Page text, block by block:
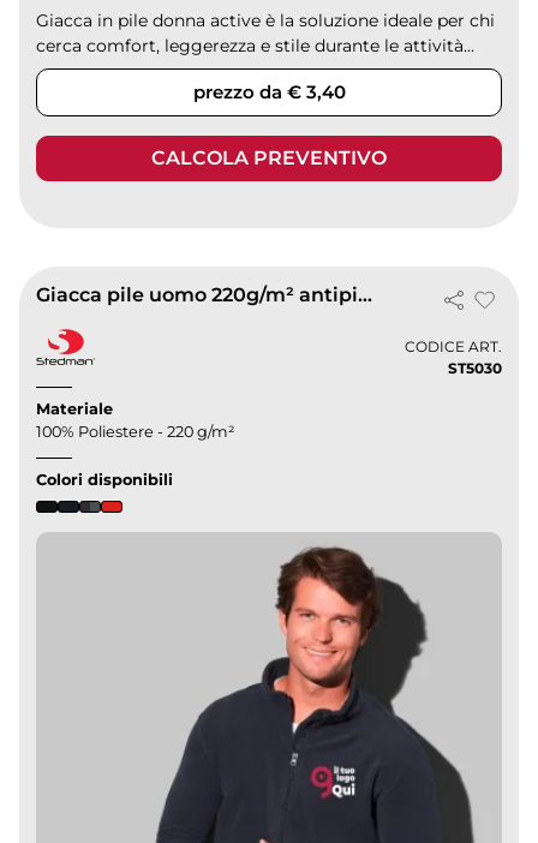
Giacca in pile donna active è la soluzione ideale per chi
cerca comfort, leggerezza e stile durante le attività...
prezzo da € 3,40
CALCOLA PREVENTIVO
Giacca pile uomo 220g/m² antipilling regular fit
CODICE ART.
ST5030
Materiale
100% Poliestere - 220 g/m²
Colori disponibili